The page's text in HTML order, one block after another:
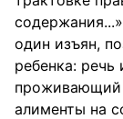
один изъян,
ребенка: речь
проживающий
алименты на